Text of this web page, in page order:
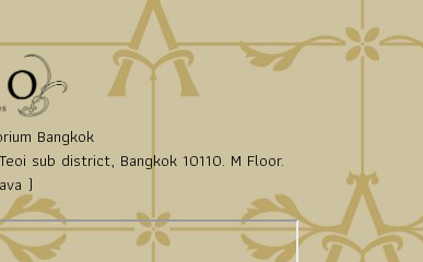
Bangkok
sub district, Bangkok 10110. M Floor.
)